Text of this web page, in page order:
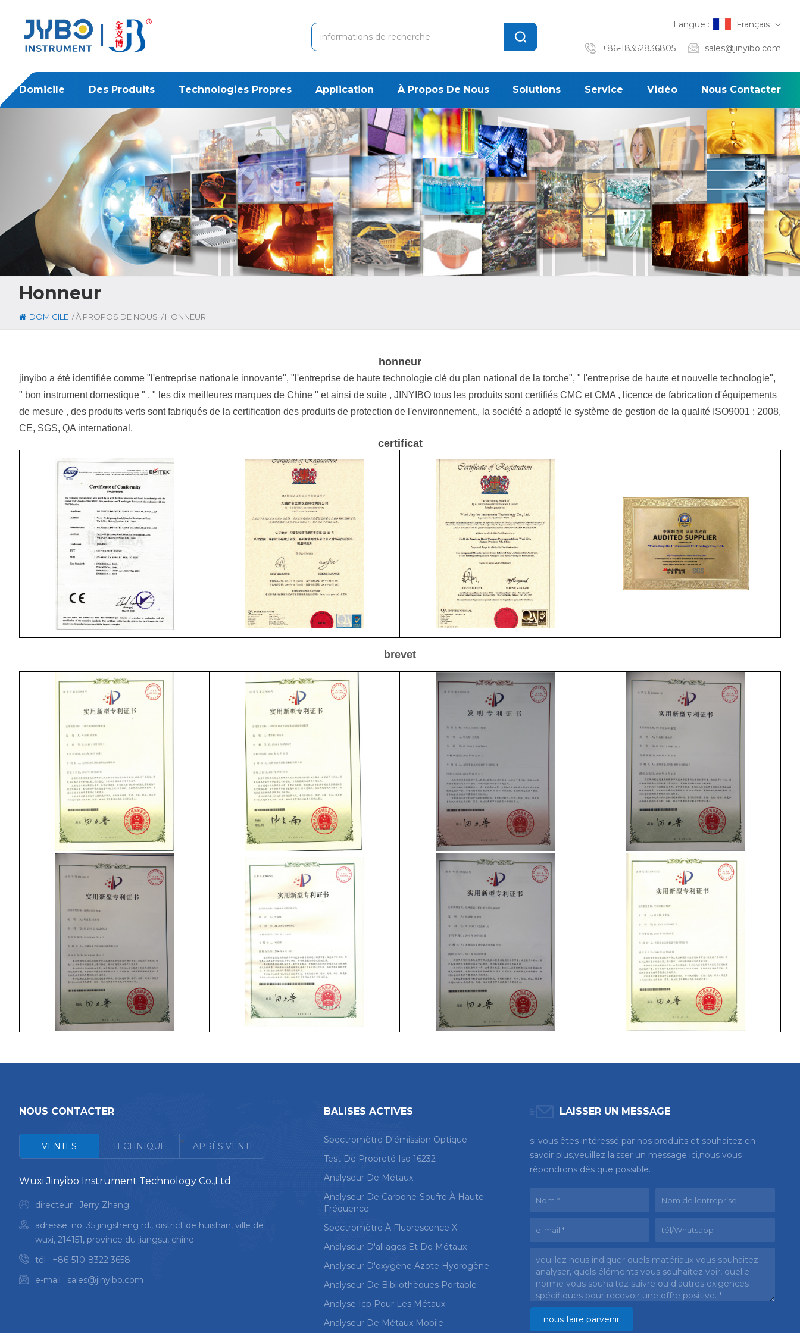
Langue : Français
+86-18352836805 sales@jinyibo.com
Domicile Des Produits Technologies Propres Application À Propos De Nous Solutions Service Vidéo Nous Contacter
Honneur
DOMICILE /À PROPOS DE NOUS / HONNEUR
honneur
jinyibo a été identifiée comme "l'entreprise nationale innovante", "l'entreprise de haute technologie clé du plan national de la torche", " l'entreprise de haute et nouvelle technologie",
" bon instrument domestique " , " les dix meilleures marques de Chine " et ainsi de suite , JINYIBO tous les produits sont certifiés CMC et CMA , licence de fabrication d'équipements
de mesure , des produits verts sont fabriqués de la certification des produits de protection de l'environnement., la société a adopté le système de gestion de la qualité ISO9001 : 2008,
CE, SGS, QA international.
certificat
brevet
NOUS CONTACTER
VENTES TECHNIQUE < APRÈS VENTE
Wuxi Jinyibo Instrument Technology Co.,Ltd
directeur : Jerry Zhang
adresse: no. 35 jingsheng rd., district de huishan, ville de
wuxi, 214151, province du jiangsu, chine
tél : +86-510-8322 3658
e-mail : sales@jinyibo.com
BALISES ACTIVES
Spectromètre D'émission Optique
Test De Propreté Iso 16232
Analyseur De Métaux
Analyseur De Carbone-Soufre À Haute
Fréquence
Spectromètre À Fluorescence X
Analyseur D'alliages Et De Métaux
Analyseur D'oxygène Azote Hydrogène
Analyseur De Bibliothèques Portable
Analyse Icp Pour Les Métaux
Analyseur De Métaux Mobile
LAISSER UN MESSAGE
si vous êtes intéressé par nos produits et souhaitez en
savoir plus,veuillez laisser un message ici,nous vous
répondrons dès que possible.